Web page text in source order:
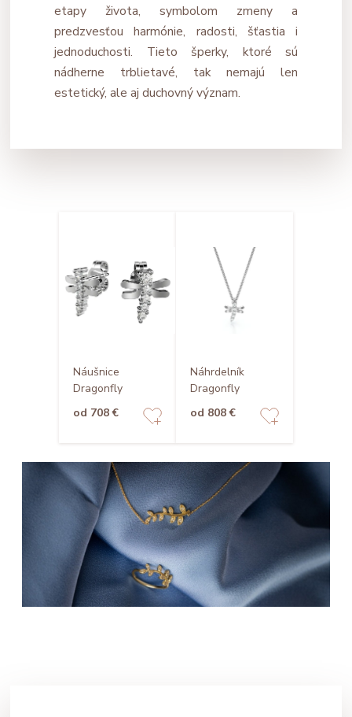
etapy života, symbolom zmeny a
predzvesťou harmónie, radosti, šťastia i
jednoduchosti. Tieto šperky, ktoré sú
nádherne trblietavé, tak nemajú len
estetický, ale aj duchovný význam.
Náušnice
Dragonfly
od 708 €
Náhrdelník
Dragonfly
od 808 €